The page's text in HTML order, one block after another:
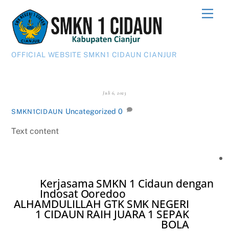
content
OFFICIAL WEBSITE SMKN1 CIDAUN CIANJUR
Juli 6, 2023
SMKN1CIDAUN Uncategorized 0
Text content
Kerjasama SMKN 1 Cidaun dengan
Indosat Ooredoo
ALHAMDULILLAH GTK SMK NEGERI
1 CIDAUN RAIH JUARA 1 SEPAK
BOLA